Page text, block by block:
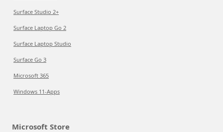
Surface Studio 2+
Surface Laptop Go 2
Surface Laptop Studio
Surface Go 3
Microsoft 365
Windows 11-Apps
Microsoft Store